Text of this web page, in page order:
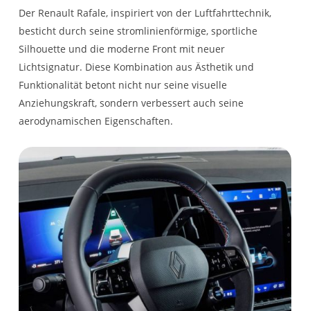
eCall-Notrufsystem rahmenlos
Verkehrszeichenerkennung
mit
Geschwindigkeitswarner
Sonnenblenden Fahrer-
und Beifahrer mit
SICHERHEIT Luftreiniger
Elektronische
Bremskraftverteilung
Schaltpunktanzeige
3-Punkt-Sicherheitsgurte
auf allen Plätzen der
Rücksitzbank
MULTI-SENSE zur
individuellen Einstellung
Antiblockiersystem
der
Kosten für bundesweite Zulassung,
einmalig
289,- € inkl.
19% MwSt.
Der Renault Rafale, inspiriert von der Luftfahrttechnik,
besticht durch seine stromlinienförmige, sportliche
Silhouette und die moderne Front mit neuer
Lichtsignatur. Diese Kombination aus Ästhetik und
Funktionalität betont nicht nur seine visuelle
Anziehungskraft, sondern verbessert auch seine
aerodynamischen Eigenschaften.